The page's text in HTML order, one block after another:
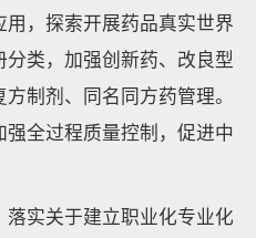
，探索开展药品真实世界
类，加强创新药、改良型
制剂、同名同方药管理。
全过程质量控制，促进中
落实关于建立职业化专业化